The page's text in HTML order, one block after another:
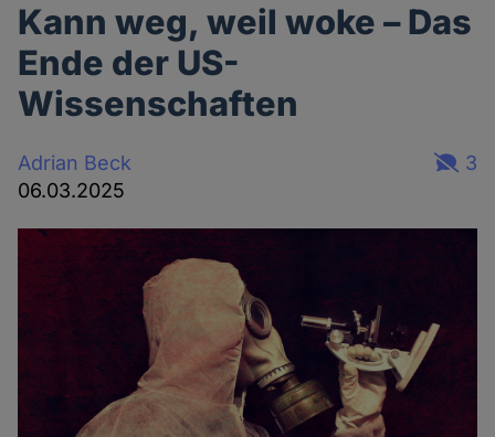
Kann weg, weil woke – Das
Ende der US-
Wissenschaften
Adrian Beck
06.03.2025
3